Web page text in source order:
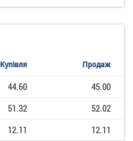
Купівля Продаж
44.60
45.00
51.32
52.02
12.11 12.11